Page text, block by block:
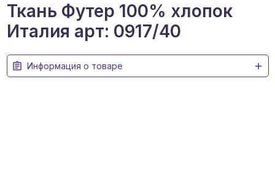
Ткань Футер 100% хлопок
Италия арт: 0917/40
Информация о товаре